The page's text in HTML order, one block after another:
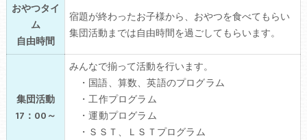
おやつタイ
ム
自由時間
宿題が終わったお子様から、おやつを食べてもらい
集団活動までは自由時間を過ごしてもらいます。
集団活動
17：00～
みんなで揃って活動を行います。
・国語、算数、英語のプログラム
・工作プログラム
・運動プログラム
・ＳＳＴ、ＬＳＴプログラム